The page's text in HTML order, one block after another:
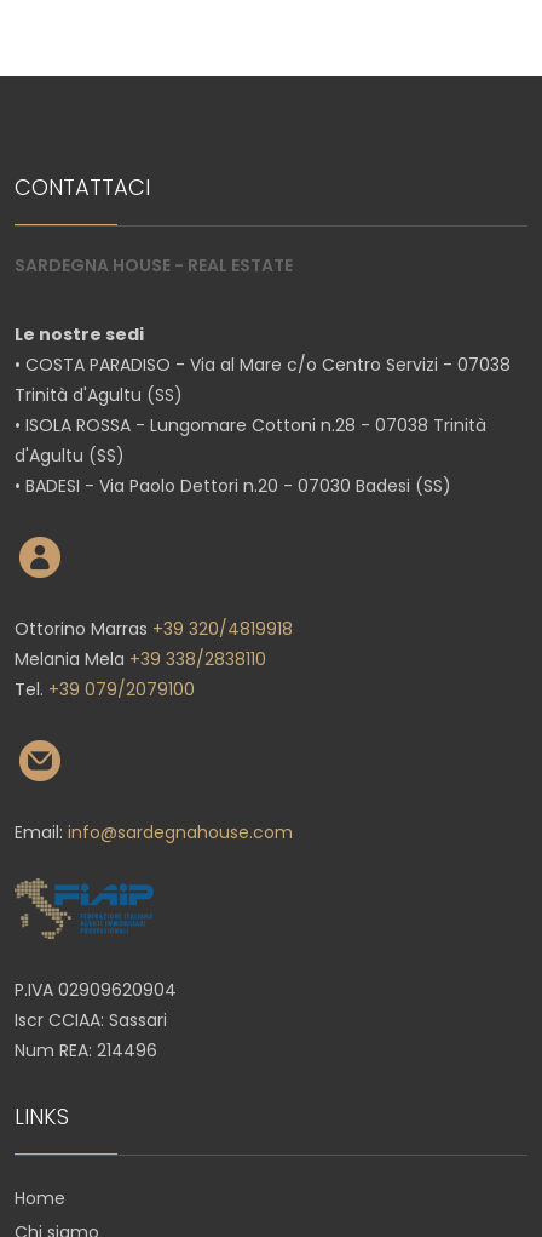
CONTATTACI
SARDEGNA HOUSE - REAL ESTATE
Le nostre sedi
• COSTA PARADISO - Via al Mare c/o Centro Servizi - 07038
Trinità d'Agultu (SS)
• ISOLA ROSSA - Lungomare Cottoni n.28 - 07038 Trinità
d'Agultu (SS)
• BADESI - Via Paolo Dettori n.20 - 07030 Badesi (SS)
Ottorino Marras +39 320/4819918
Melania Mela +39 338/2838110
Tel. +39 079/2079100
Email: info@sardegnahouse.com
P.IVA 02909620904
Iscr CCIAA: Sassari
Num REA: 214496
LINKS
Home